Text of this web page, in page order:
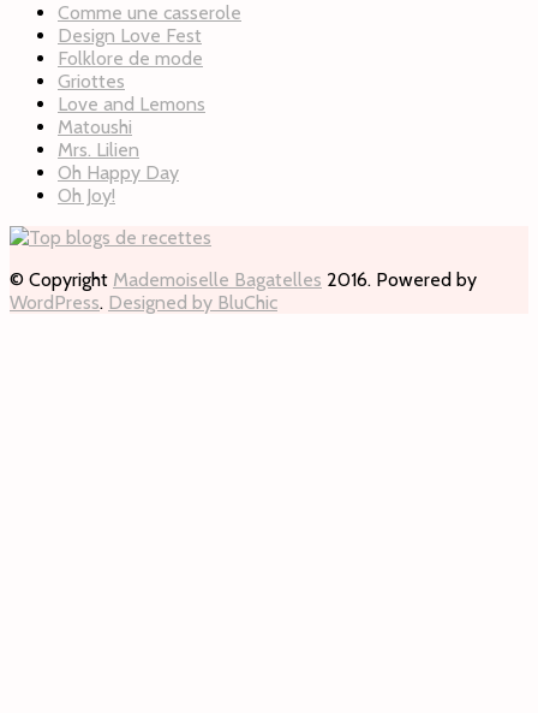
Comme une casserole
Design Love Fest
Folklore de mode
Griottes
Love and Lemons
Matoushi
Mrs. Lilien
Oh Happy Day
Oh Joy!
© Copyright Mademoiselle Bagatelles 2016. Powered by
WordPress. Designed by BluChic